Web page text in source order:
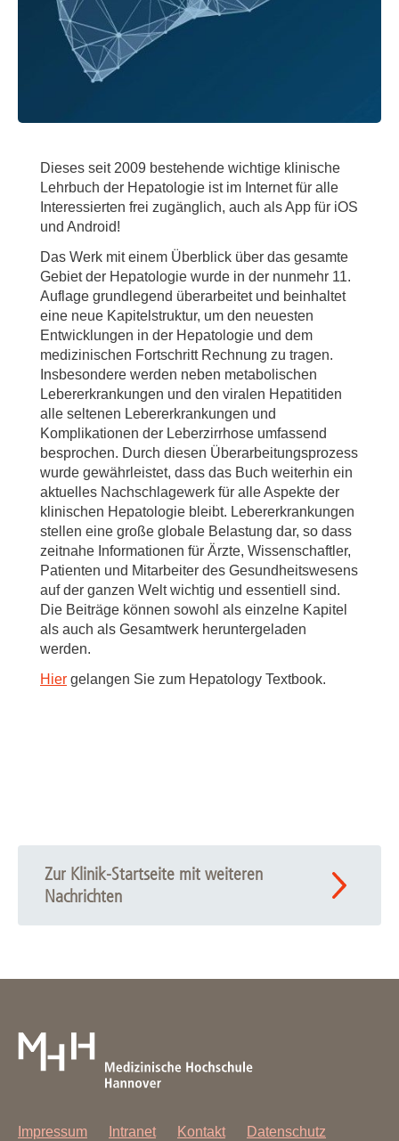
Dieses seit 2009 bestehende wichtige klinische
Lehrbuch der Hepatologie ist im Internet für alle
Interessierten frei zugänglich, auch als App für iOS
und Android!
Das Werk mit einem Überblick über das gesamte
Gebiet der Hepatologie wurde in der nunmehr 11.
Auflage grundlegend überarbeitet und beinhaltet
eine neue Kapitelstruktur, um den neuesten
Entwicklungen in der Hepatologie und dem
medizinischen Fortschritt Rechnung zu tragen.
Insbesondere werden neben metabolischen
Lebererkrankungen und den viralen Hepatitiden
alle seltenen Lebererkrankungen und
Komplikationen der Leberzirrhose umfassend
besprochen. Durch diesen Überarbeitungsprozess
wurde gewährleistet, dass das Buch weiterhin ein
aktuelles Nachschlagewerk für alle Aspekte der
klinischen Hepatologie bleibt. Lebererkrankungen
stellen eine große globale Belastung dar, so dass
zeitnahe Informationen für Ärzte, Wissenschaftler,
Patienten und Mitarbeiter des Gesundheitswesens
auf der ganzen Welt wichtig und essentiell sind.
Die Beiträge können sowohl als einzelne Kapitel
als auch als Gesamtwerk heruntergeladen
werden.
Hier gelangen Sie zum Hepatology Textbook.
Zur Klinik-Startseite mit weiteren
Nachrichten
Impressum Intranet Kontakt
Datenschutz